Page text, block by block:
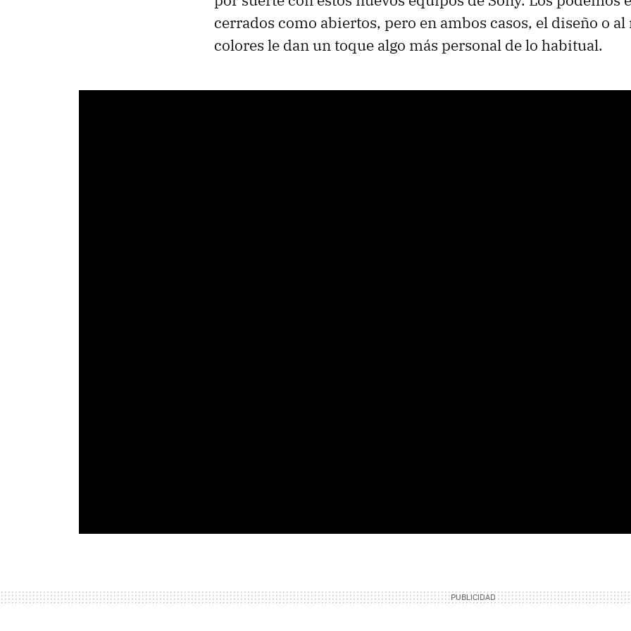
cerrados como abiertos, pero en ambos casos, el diseño o al
colores le dan un toque algo más personal de lo habitual.